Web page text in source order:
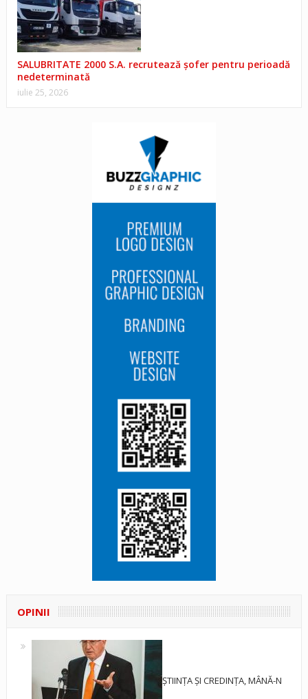
SALUBRITATE 2000 S.A. recrutează șofer pentru perioadă
nedeterminată
iulie 25, 2026
OPINII
ȘTIINȚA ȘI CREDINȚA, MÂNĂ-N